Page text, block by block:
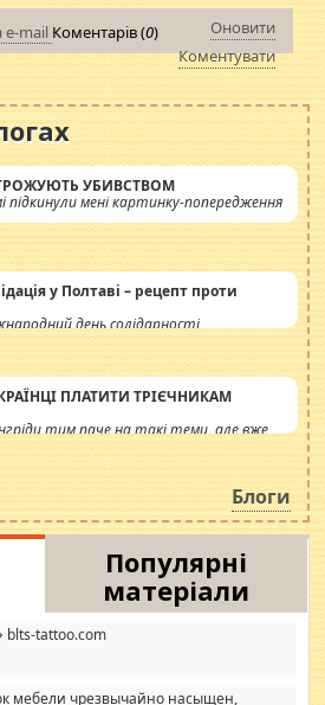
e-mail Коментарів (0)
Оновити
Коментувати
УБИВСТВОМ
підкинули мені картинку-попередження
у Полтаві – рецепт проти
день солідарності
ПЛАТИТИ ТРІЄЧНИКАМ
тим паче на такі теми, але вже
Обурюють сьогоднішні інсенуації
питання. Штучно
одна соціальна катастрофа.
Блоги
Популярні
матеріали
blts-tattoo.com
мебели чрезвычайно насыщен,